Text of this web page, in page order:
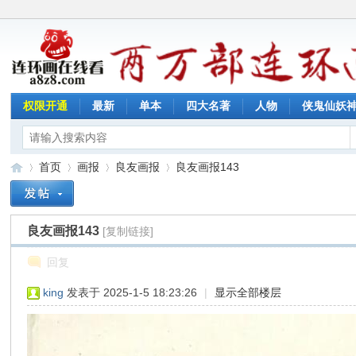
权限开通 最新 单本 四大名著 人物 侠鬼仙妖
»
首页
›
画报
›
良友画报 良友画报143
良友画报143 [复制链接]
回复
king 发表于 2025-1-5 18:23:26 | 显示全部楼层